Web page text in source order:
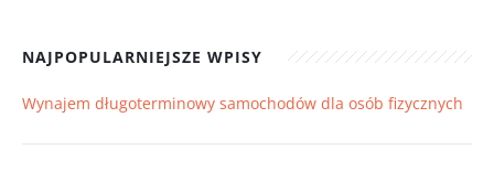
NAJPOPULARNIEJSZE WPISY
Wynajem długoterminowy samochodów dla osób fizycznych